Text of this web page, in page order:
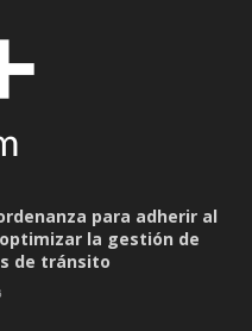
para adherir al
la gestión de
de tránsito